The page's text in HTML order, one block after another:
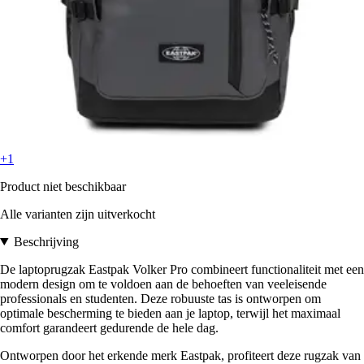
+1
Product niet beschikbaar
Alle varianten zijn uitverkocht
Beschrijving
De laptoprugzak Eastpak Volker Pro combineert functionaliteit met een
modern design om te voldoen aan de behoeften van veeleisende
professionals en studenten. Deze robuuste tas is ontworpen om
optimale bescherming te bieden aan je laptop, terwijl het maximaal
comfort garandeert gedurende de hele dag.
Ontworpen door het erkende merk Eastpak, profiteert deze rugzak van